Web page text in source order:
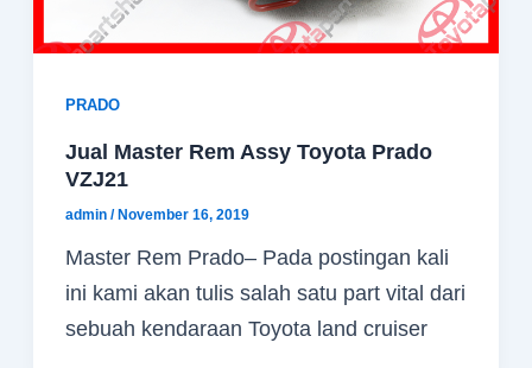
PRADO
Jual Master Rem Assy Toyota Prado
VZJ21
admin/ November 16, 2019
Master Rem Prado– Pada postingan kali
ini kami akan tulis salah satu part vital dari
sebuah kendaraan Toyota land cruiser